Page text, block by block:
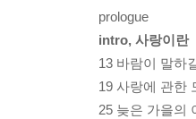
prologue
intro, 사랑이란
13 바람이 말하
19 사랑에 관한
25 늦은 가을의